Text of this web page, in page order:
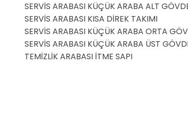
SERVİS ARABASI KÜÇÜK ARABA ALT
SERVİS ARABASI KISA DİREK TAKIMI
SERVİS ARABASI KÜÇÜK ARABA ORTA
SERVİS ARABASI KÜÇÜK ARABA ÜST
TEMİZLİK ARABASI İTME SAPI